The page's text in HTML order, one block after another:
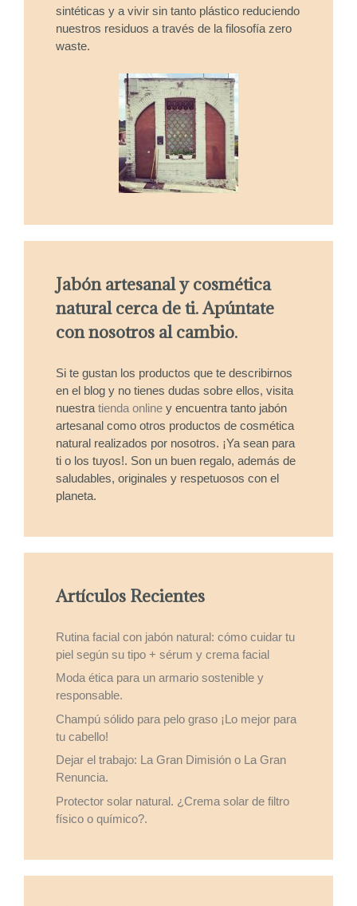
sintéticas y a vivir sin tanto plástico reduciendo
nuestros residuos a través de la filosofía zero
waste.
Jabón artesanal y cosmética
natural cerca de ti. Apúntate
con nosotros al cambio.
Si te gustan los productos que te describirnos
en el blog y no tienes dudas sobre ellos, visita
nuestra tienda online y encuentra tanto jabón
artesanal como otros productos de cosmética
natural realizados por nosotros. ¡Ya sean para
ti o los tuyos!. Son un buen regalo, además de
saludables, originales y respetuosos con el
planeta.
Artículos Recientes
Rutina facial con jabón natural: cómo cuidar tu
piel según su tipo + sérum y crema facial
Moda ética para un armario sostenible y
responsable.
Champú sólido para pelo graso ¡Lo mejor para
tu cabello!
Dejar el trabajo: La Gran Dimisión o La Gran
Renuncia.
Protector solar natural. ¿Crema solar de filtro
físico o químico?.